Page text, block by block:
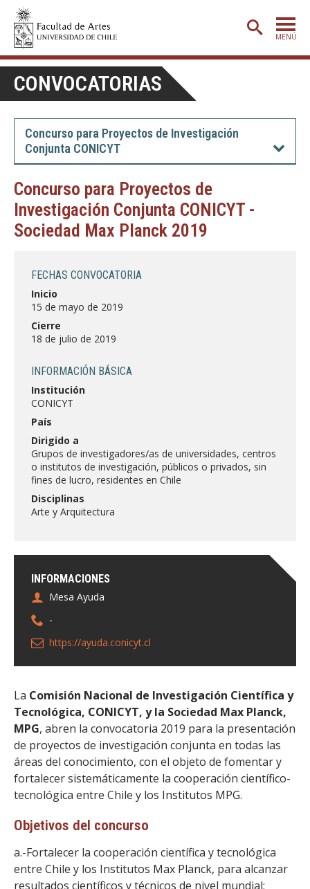
MENÚ
PORTADA
ADMISIÓN
ETAPA BÁSICA
POSTGRADO
EXTENSIÓN
CREACIÓNE INVESTIGACIÓN
Estudiantes
Académicas/os
CONVOCATORIAS
Concurso para Proyectos de Investigación
Conjunta CONICYT
Concurso para Proyectos de
Investigación Conjunta CONICYT -
Sociedad Max Planck 2019
INFORMACIONES
Mesa Ayuda
-
https://ayuda.conicyt.cl
FECHAS CONVOCATORIA
Inicio
15 de mayo de 2019
Cierre
18 de julio de 2019
INFORMACIÓN BÁSICA
Institución
CONICYT
País
Dirigido a
Grupos de investigadores/as de universidades, centros
o institutos de investigación, públicos o privados, sin
fines de lucro, residentes en Chile
Disciplinas
Arte y Arquitectura
La Comisión Nacional de Investigación Científica y
Tecnológica, CONICYT, y la Sociedad Max Planck,
MPG, abren la convocatoria 2019 para la presentación
de proyectos de investigación conjunta en todas las
áreas del conocimiento, con el objeto de fomentar y
fortalecer sistemáticamente la cooperación científico-
tecnológica entre Chile y los Institutos MPG.
Objetivos del concurso
a.-Fortalecer la cooperación científica y tecnológica
entre Chile y los Institutos Max Planck, para alcanzar
resultados científicos y técnicos de nivel mundial;